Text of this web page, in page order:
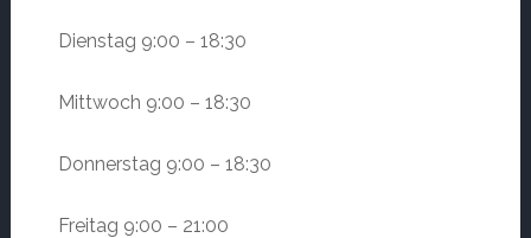
Dienstag 9:00 – 18:30
Mittwoch 9:00 – 18:30
Donnerstag 9:00 – 18:30
Freitag 9:00 – 21:00